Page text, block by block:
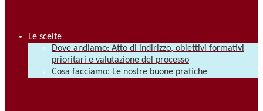
Le scelte
Dove andiamo: Atto di indirizzo, obiettivi formativi
prioritari e valutazione del processo
Cosa facciamo: Le nostre buone pratiche